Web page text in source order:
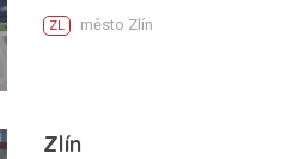
ZL město Zlín
Zlín